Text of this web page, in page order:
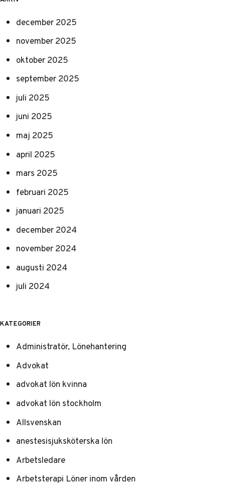
december 2025
november 2025
oktober 2025
september 2025
juli 2025
juni 2025
maj 2025
april 2025
mars 2025
februari 2025
januari 2025
december 2024
november 2024
augusti 2024
juli 2024
KATEGORIER
Administratör, Lönehantering
Advokat
advokat lön kvinna
advokat lön stockholm
Allsvenskan
anestesisjuksköterska lön
Arbetsledare
Arbetsterapi Löner inom vården